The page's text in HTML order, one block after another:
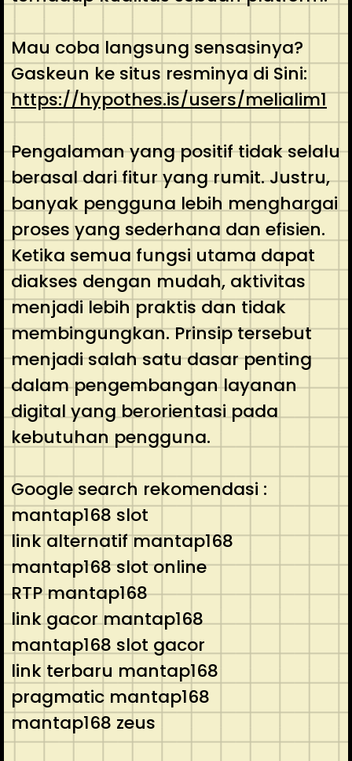
Mau coba langsung sensasinya?
Gaskeun ke situs resminya di Sini:
https://hypothes.is/users/melialim1
Pengalaman yang positif tidak selalu
berasal dari fitur yang rumit. Justru,
banyak pengguna lebih menghargai
proses yang sederhana dan efisien.
Ketika semua fungsi utama dapat
diakses dengan mudah, aktivitas
menjadi lebih praktis dan tidak
membingungkan. Prinsip tersebut
menjadi salah satu dasar penting
dalam pengembangan layanan
digital yang berorientasi pada
kebutuhan pengguna.
Google search rekomendasi :
mantap168 slot
link alternatif mantap168
mantap168 slot online
RTP mantap168
link gacor mantap168
mantap168 slot gacor
link terbaru mantap168
pragmatic mantap168
mantap168 zeus